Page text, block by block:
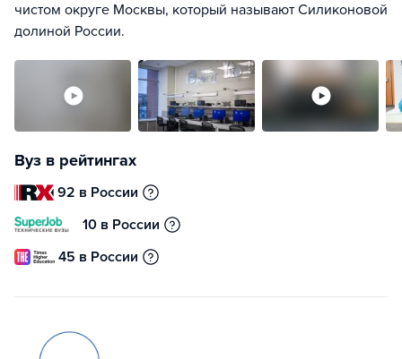
чистом округе Москвы, который называют Силиконовой
долиной России.
Вуз в рейтингах
92 в России
10 в России
45 в России